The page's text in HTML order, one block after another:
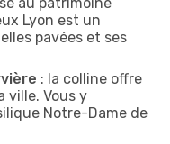
Lyon est un
pavées et ses
: la colline offre
ville. Vous y
Notre-Dame de